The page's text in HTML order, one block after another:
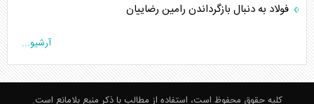
فولاد به دنبال بازگرداندن رامین رضاییان
آرشیو...
کلیه حقوق محفوظ است، استفاده از مطالب با ذکر منبع بلامانع است.